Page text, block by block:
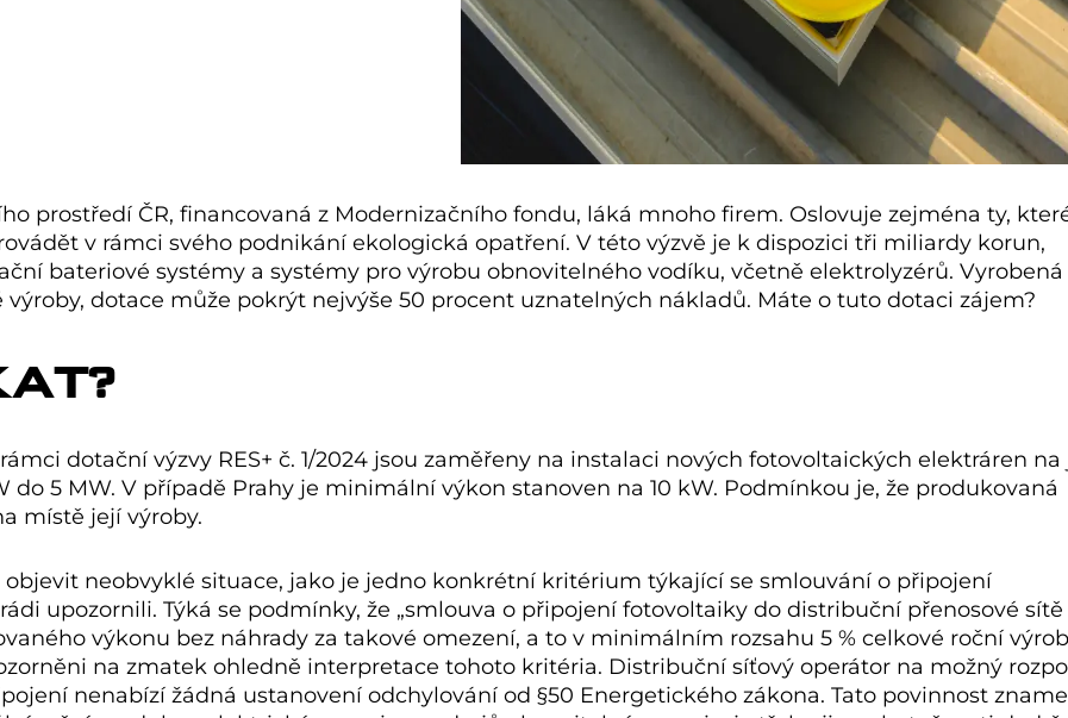
prostředí ČR, financovaná z Modernizačního fondu, láká mnoho firem. Oslovuje zejména ty,
v rámci svého podnikání ekologická opatření. V této výzvě je k dispozici tři miliardy korun,
bateriové systémy a systémy pro výrobu obnovitelného vodíku, včetně elektrolyzérů. Vyrobená
dotace může pokrýt nejvýše 50 procent uznatelných nákladů. Máte o tuto dotaci zájem?
dotační výzvy RES+ č. 1/2024 jsou zaměřeny na instalaci nových fotovoltaických elektráren na
5 MW. V případě Prahy je minimální výkon stanoven na 10 kW. Podmínkou je, že produkovaná
místě její výroby.
neobvyklé situace, jako je jedno konkrétní kritérium týkající se smlouvání o připojení
upozornili. Týká se podmínky, že „smlouva o připojení fotovoltaiky do distribuční přenosové sítě
výkonu bez náhrady za takové omezení, a to v minimálním rozsahu 5 % celkové roční
na zmatek ohledně interpretace tohoto kritéria. Distribuční síťový operátor na možný
nenabízí žádná ustanovení odchylování od §50 Energetického zákona. Tato povinnost